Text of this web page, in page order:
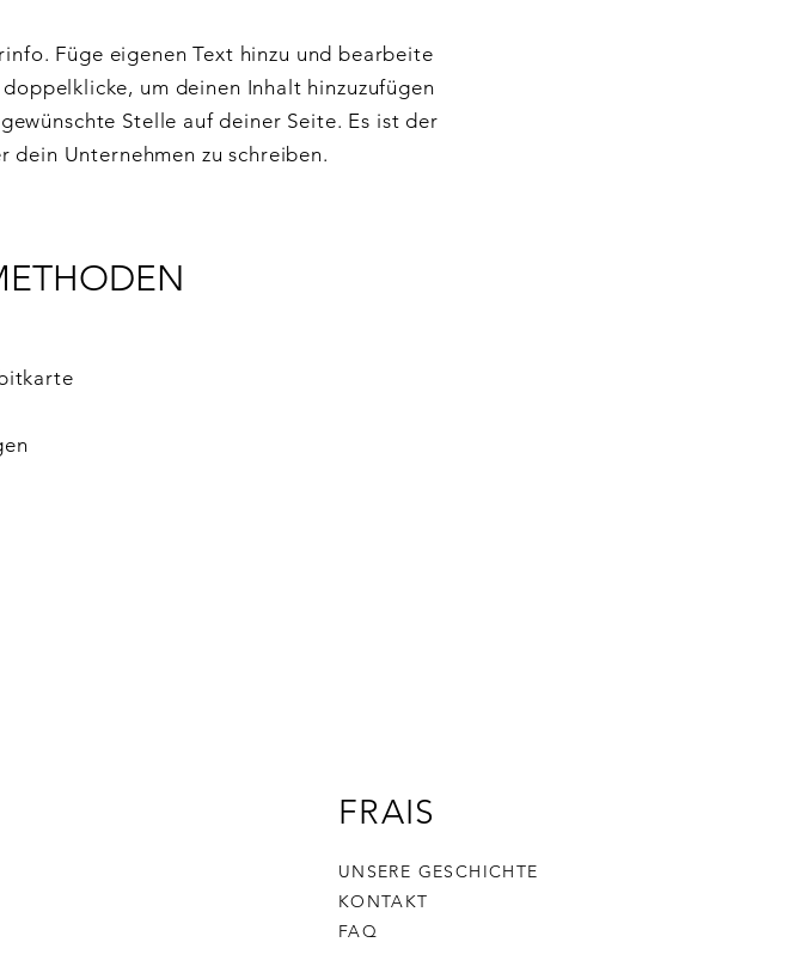
Füge eigenen Text hinzu und bearbeite
um deinen Inhalt hinzuzufügen
Stelle auf deiner Seite. Es ist der
dein Unternehmen zu schreiben.
FRAIS
UNSERE GESCHICHTE
KONTAKT
FAQ